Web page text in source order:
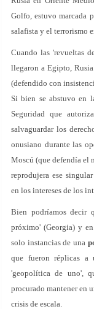
Golfo, estuvo marcada
salafista y el terrorismo
Cuando las 'revueltas
llegaron a Egipto,
(defendido con
Si bien se abstuvo en
Seguridad que
salvaguardar los
onusiano durante las
Moscú (que defendía el
reprodujera ese
en los intereses de los
Bien podríamos decir
próximo' (Georgia) y
solo instancias de una
que fueron réplicas a
'geopolítica de uno',
procurado mantener en
crisis de escala.